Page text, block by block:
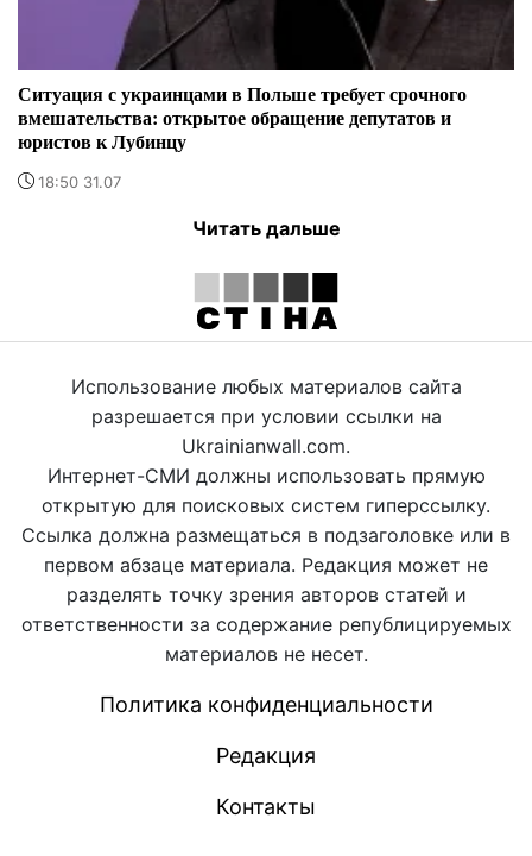
Ситуация с украинцами в Польше требует срочного
вмешательства: открытое обращение депутатов и
юристов к Лубинцу
18:50 31.07
Читать дальше
Использование любых материалов сайта
разрешается при условии ссылки на
Ukrainianwall.com.
Интернет-СМИ должны использовать прямую
открытую для поисковых систем гиперссылку.
Ссылка должна размещаться в подзаголовке или в
первом абзаце материала. Редакция может не
разделять точку зрения авторов статей и
ответственности за содержание републицируемых
материалов не несет.
Политика конфиденциальности
Редакция
Контакты